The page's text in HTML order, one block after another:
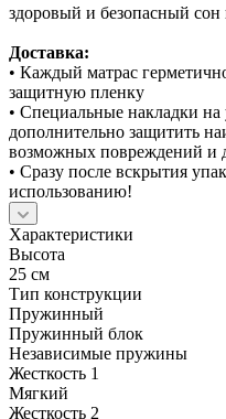
здоровый и безопасный сон
Доставка:
• Каждый матрас
защитную пленку
• Специальные накладки
дополнительно защитить
возможных повреждений и
• Сразу после вскрытия
использованию!
Характеристики
Высота
25 см
Тип конструкции
Пружинный
Пружинный блок
Независимые пружины
Жесткость 1
Мягкий
Жесткость 2